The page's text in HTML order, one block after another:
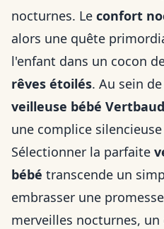
nocturnes. Le confort
alors une quête
l'enfant dans un cocon
rêves étoilés. Au sein
veilleuse bébé
une complice
Sélectionner la parfaite
bébé transcende un
embrasser une
merveilles nocturnes,